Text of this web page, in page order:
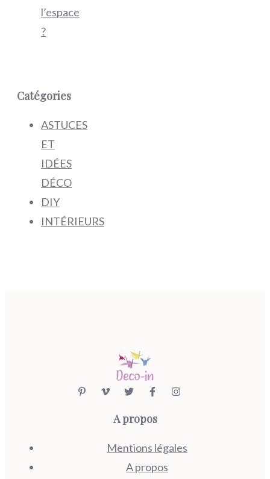
l’espace
?
Catégories
ASTUCES
ET
IDÉES
DÉCO
DIY
INTÉRIEURS
A propos
Mentions légales
A propos